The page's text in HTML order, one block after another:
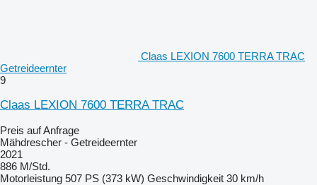
Claas LEXION 7600 TERRA TRAC
Getreideernter
9
Claas LEXION 7600 TERRA TRAC
Preis auf Anfrage
Mähdrescher - Getreideernter
2021
886 M/Std.
Motorleistung 507 PS (373 kW) Geschwindigkeit 30 km/h